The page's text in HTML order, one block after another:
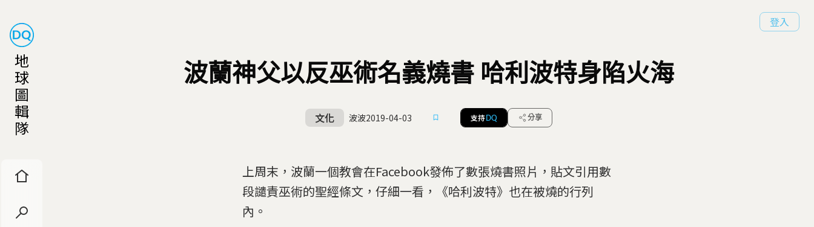
地
球
圖
輯
隊
登入
波蘭神父以反巫術名義燒書 哈利波特身陷火海
文化 波波2019-04-03 支持 DQ 分享
上周末，波蘭一個教會在Facebook發佈了數張燒書照片，貼文引用數
段譴責巫術的聖經條文，仔細一看，《哈利波特》也在被燒的行列
內。